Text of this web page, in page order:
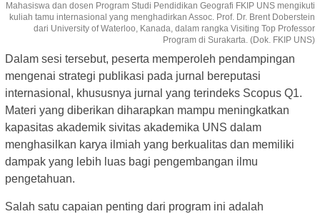
Mahasiswa dan dosen Program Studi Pendidikan Geografi FKIP UNS mengikuti
kuliah tamu internasional yang menghadirkan Assoc. Prof. Dr. Brent Doberstein
dari University of Waterloo, Kanada, dalam rangka Visiting Top Professor
Program di Surakarta. (Dok. FKIP UNS)
Dalam sesi tersebut, peserta memperoleh pendampingan
mengenai strategi publikasi pada jurnal bereputasi
internasional, khususnya jurnal yang terindeks Scopus Q1.
Materi yang diberikan diharapkan mampu meningkatkan
kapasitas akademik sivitas akademika UNS dalam
menghasilkan karya ilmiah yang berkualitas dan memiliki
dampak yang lebih luas bagi pengembangan ilmu
pengetahuan.
Salah satu capaian penting dari program ini adalah